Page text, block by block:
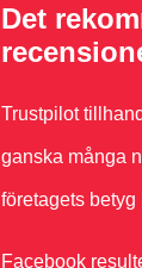
Det
Trustpilot
ganska många
företagets
Facebook